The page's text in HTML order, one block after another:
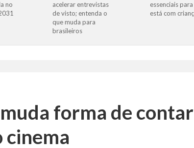
no
acelerar entrevistas
de visto; entenda o
que muda para
brasileiros
essenciais
está com
forma de contar
cinema